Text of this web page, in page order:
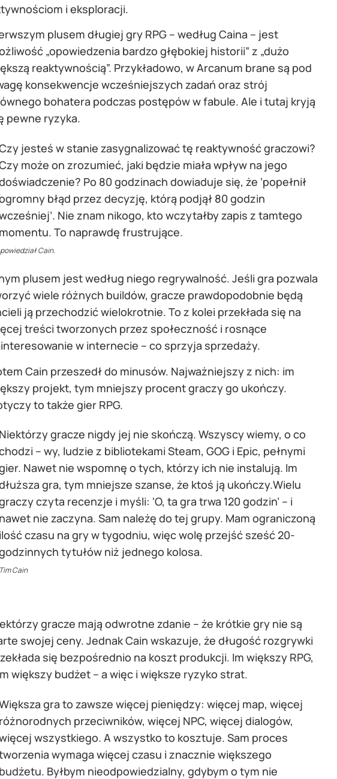
i eksploracji.
plusem długiej gry RPG – według Caina – jest
„opowiedzenia bardzo głębokiej historii” z „dużo
reaktywnością”. Przykładowo, w Arcanum brane są pod
konsekwencje wcześniejszych zadań oraz strój
bohatera podczas postępów w fabule. Ale i tutaj kryją
pewne ryzyka.
jesteś w stanie zasygnalizować tę reaktywność graczowi?
może on zrozumieć, jaki będzie miała wpływ na jego
Po 80 godzinach dowiaduje się, że ‘popełnił
błąd przez decyzję, którą podjął 80 godzin
Nie znam nikogo, kto wczytałby zapis z tamtego
momentu. To naprawdę frustrujące.
powiedział Cain.
plusem jest według niego regrywalność. Jeśli gra pozwala
wiele różnych buildów, gracze prawdopodobnie będą
ją przechodzić wielokrotnie. To z kolei przekłada się na
treści tworzonych przez społeczność i rosnące
w internecie – co sprzyja sprzedaży.
Cain przeszedł do minusów. Najważniejszy z nich: im
projekt, tym mniejszy procent graczy go ukończy.
to także gier RPG.
Niektórzy gracze nigdy jej nie skończą. Wszyscy wiemy, o co
– wy, ludzie z bibliotekami Steam, GOG i Epic, pełnymi
Nawet nie wspomnę o tych, którzy ich nie instalują. Im
gra, tym mniejsze szanse, że ktoś ją ukończy.Wielu
czyta recenzje i myśli: ‘O, ta gra trwa 120 godzin’ – i
nawet nie zaczyna. Sam należę do tej grupy. Mam ograniczoną
ilość czasu na gry w tygodniu, więc wolę przejść sześć 20-
tytułów niż jednego kolosa.
Tim Cain
gracze mają odwrotne zdanie – że krótkie gry nie są
swojej ceny. Jednak Cain wskazuje, że długość rozgrywki
się bezpośrednio na koszt produkcji. Im większy RPG,
większy budżet – a więc i większe ryzyko strat.
gra to zawsze więcej pieniędzy: więcej map, więcej
różnorodnych przeciwników, więcej NPC, więcej dialogów,
wszystkiego. A wszystko to kosztuje. Sam proces
wymaga więcej czasu i znacznie większego
budżetu. Byłbym nieodpowiedzialny, gdybym o tym nie